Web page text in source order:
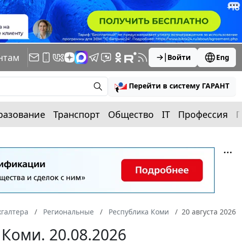
Войти Eng
Перейти в систему ГАРАНТ
Транспорт Общество IT Профессия
Региональные Республика Коми 20 августа 2026
20.08.2026